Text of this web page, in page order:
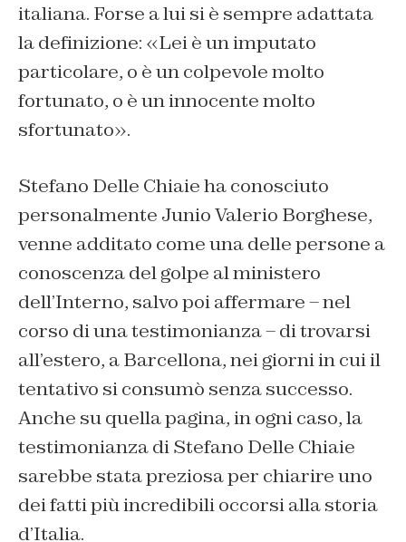
italiana. Forse a lui si è sempre adattata
la definizione: «Lei è un imputato
particolare, o è un colpevole molto
fortunato, o è un innocente molto
sfortunato».
Stefano Delle Chiaie ha conosciuto
personalmente Junio Valerio Borghese,
venne additato come una delle persone a
conoscenza del golpe al ministero
dell’Interno, salvo poi affermare – nel
corso di una testimonianza – di trovarsi
all’estero, a Barcellona, nei giorni in cui il
tentativo si consumò senza successo.
Anche su quella pagina, in ogni caso, la
testimonianza di Stefano Delle Chiaie
sarebbe stata preziosa per chiarire uno
dei fatti più incredibili occorsi alla storia
d’Italia.